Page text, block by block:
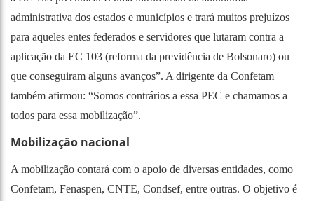
administrativa dos estados e municípios e trará muitos prejuízos
para aqueles entes federados e servidores que lutaram contra a
aplicação da EC 103 (reforma da previdência de Bolsonaro) ou
que conseguiram alguns avanços”. A dirigente da Confetam
também afirmou: “Somos contrários a essa PEC e chamamos a
todos para essa mobilização”.
Mobilização nacional
A mobilização contará com o apoio de diversas entidades, como
Confetam, Fenaspen, CNTE, Condsef, entre outras. O objetivo é